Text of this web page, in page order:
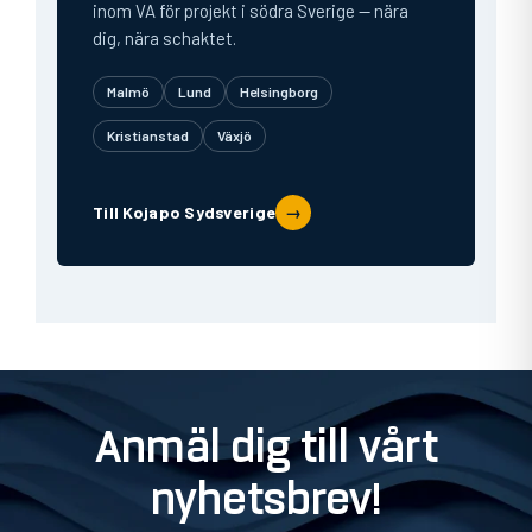
inom VA för projekt i södra Sverige — nära
dig, nära schaktet.
Malmö Lund Helsingborg
Kristianstad Växjö
Till Kojapo Sydsverige →
Anmäl dig till vårt
nyhetsbrev!